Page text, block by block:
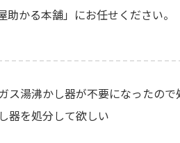
かる本舗」にお任せください。
ス湯沸かし器が不要になったので
器を処分して欲しい